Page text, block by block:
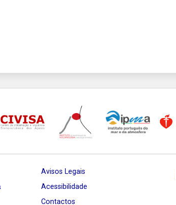
Avisos Legais
Acessibilidade
Contactos